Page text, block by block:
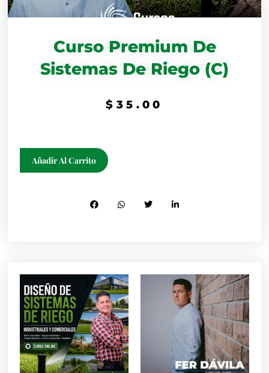
Curso Premium De
Sistemas De Riego (C)
$ 35.00
Premium
Añadir Al Carrito